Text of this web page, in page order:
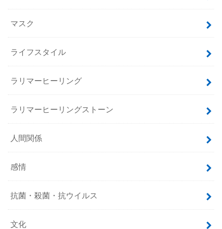
マスク
ライフスタイル
ラリマーヒーリング
ラリマーヒーリングストーン
人間関係
感情
抗菌・殺菌・抗ウイルス
文化